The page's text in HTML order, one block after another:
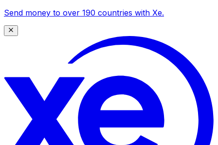
Send money to over 190 countries with Xe.